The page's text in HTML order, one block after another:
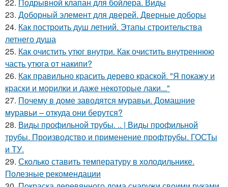
23. Доборный элемент для дверей. Дверные доборы
24. Как построить душ летний. Этапы строительства
летнего душа
25. Как очистить утюг внутри. Как очистить внутреннюю
часть утюга от накипи?
26. Как правильно красить дерево краской. "Я покажу и
краски и морилки и даже некоторые лаки..."
27. Почему в доме заводятся муравьи. Домашние
муравьи – откуда они берутся?
28. Виды профильной трубы. .. | Виды профильной
трубы. Производство и применение профтрубы. ГОСТы
и ТУ.
29. Сколько ставить температуру в холодильнике.
Полезные рекомендации